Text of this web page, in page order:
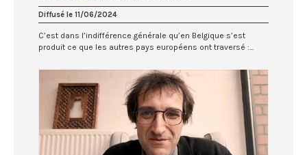
Diffusé le 11/06/2024
C’est dans l’indifférence générale qu’en Belgique s’est
produit ce que les autres pays européens ont traversé :...